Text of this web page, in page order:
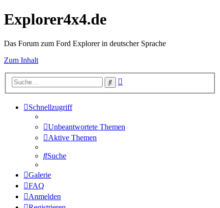
Explorer4x4.de
Das Forum zum Ford Explorer in deutscher Sprache
Zum Inhalt
Suche
Schnellzugriff
Unbeantwortete Themen
Aktive Themen
Suche
Galerie
FAQ
Anmelden